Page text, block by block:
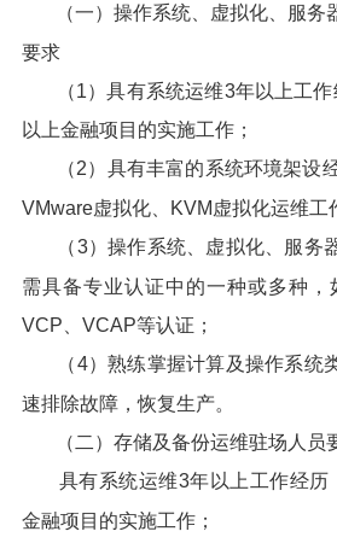
（一）操作系统、虚拟化、服
要求
（1）具有系统运维3年以上工
以上金融项目的实施工作；
（2）具有丰富的系统环境架设
VMware虚拟化、KVM虚拟化运维工
（3）操作系统、虚拟化、服务
需具备专业认证中的一种或多种，
VCP、VCAP等认证；
（4）熟练掌握计算及操作系统
速排除故障，恢复生产。
（二）存储及备份运维驻场人员
具有系统运维3年以上工作经历
金融项目的实施工作；